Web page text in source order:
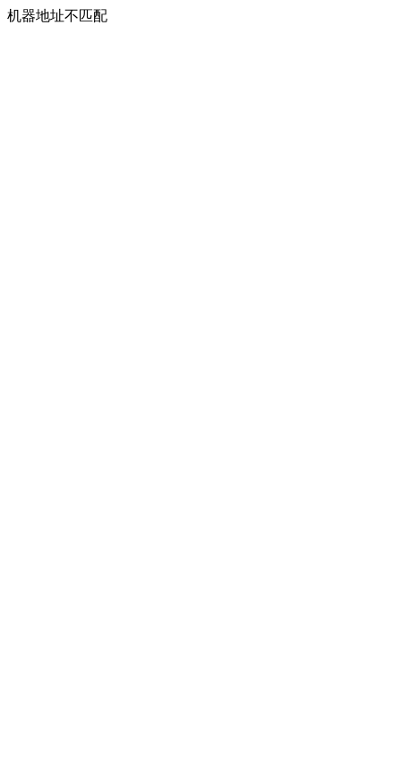
机器地址不匹配